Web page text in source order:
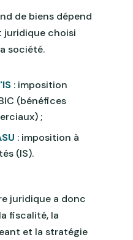
de biens dépend
choisi
société.
: imposition
(bénéfices
;
: imposition à
(IS).
juridique a donc
fiscalité, la
et la stratégie